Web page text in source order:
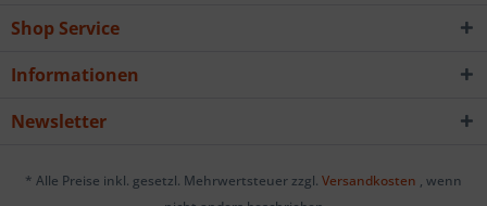
Shop Service
Informationen
Newsletter
* Alle Preise inkl. gesetzl. Mehrwertsteuer zzgl. Versandkosten , wenn